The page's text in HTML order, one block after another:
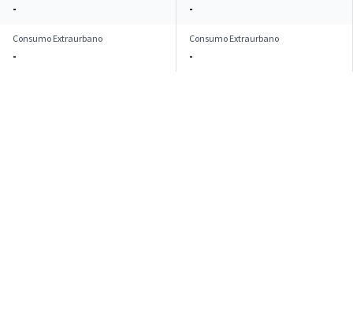
- -
Consumo Extraurbano
-
Consumo Extraurbano
-